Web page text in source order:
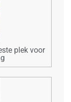
plek voor